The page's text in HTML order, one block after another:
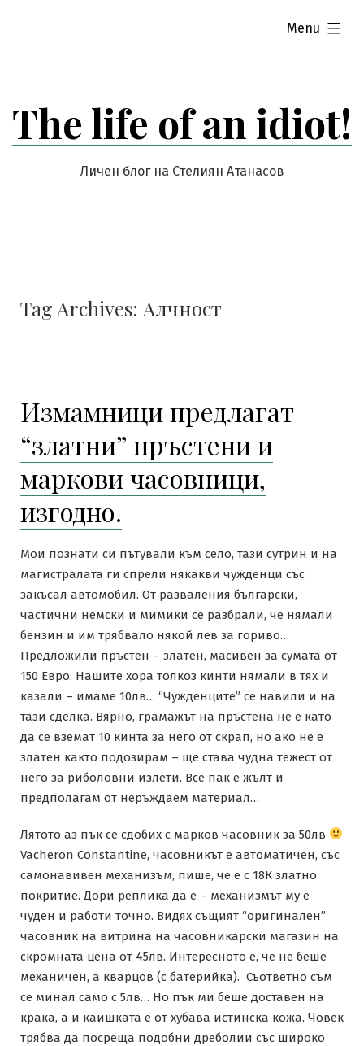
The life of an idiot!
Личен блог на Стелиян Атанасов
Menu
expanded
Tag Archives: Алчност
Измамници предлагат
“златни” пръстени и
маркови часовници,
изгодно.
Мои познати си пътували към село, тази сутрин и на
магистралата ги спрели някакви чужденци със
закъсал автомобил. От разваления български,
частични немски и мимики се разбрали, че нямали
бензин и им трябвало някой лев за гориво…
Предложили пръстен – златен, масивен за сумата от
150 Евро. Нашите хора толкоз кинти нямали в тях и
казали – имаме 10лв… “Чужденците” се навили и на
тази сделка. Вярно, грамажът на пръстена не е като
да се вземат 10 кинта за него от скрап, но ако не е
златен както подозирам – ще става чудна тежест от
него за риболовни излети. Все пак е жълт и
предполагам от неръждаем материал…
Лятото аз пък се сдобих с марков часовник за 50лв
Vacheron Constantine, часовникът е автоматичен, със
самонавивен механизъм, пише, че е с 18К златно
покритие. Дори реплика да е – механизмът му е
чуден и работи точно. Видях същият “оригинален”
часовник на витрина на часовникарски магазин на
скромната цена от 45лв. Интересното е, че не беше
механичен, а кварцов (с батерийка). Съответно съм
се минал само с 5лв… Но пък ми беше доставен на
крака, а и каишката е от хубава истинска кожа. Човек
трябва да посреща подобни дреболии със широко